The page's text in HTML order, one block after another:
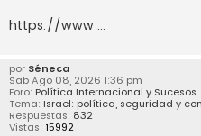
https://www ...
por Séneca
Sab Ago 08, 2026 1:36 pm
Foro: Política Internacional y Sucesos
Tema: Israel: política, seguridad y
Respuestas: 832
Vistas: 15992